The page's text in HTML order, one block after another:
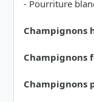
- Pourriture
Champignons
Champignons
Champignons